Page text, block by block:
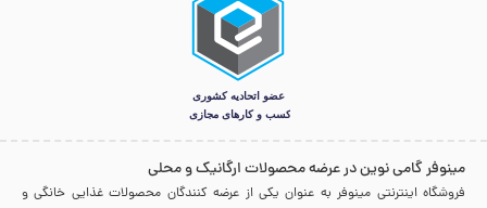
مینوفر گامی نوین در عرضه محصولات ارگانیک و محلی
فروشگاه اینترنتی مینوفر به عنوان یکی از عرضه کنندگان محصولات غذایی خانگی و